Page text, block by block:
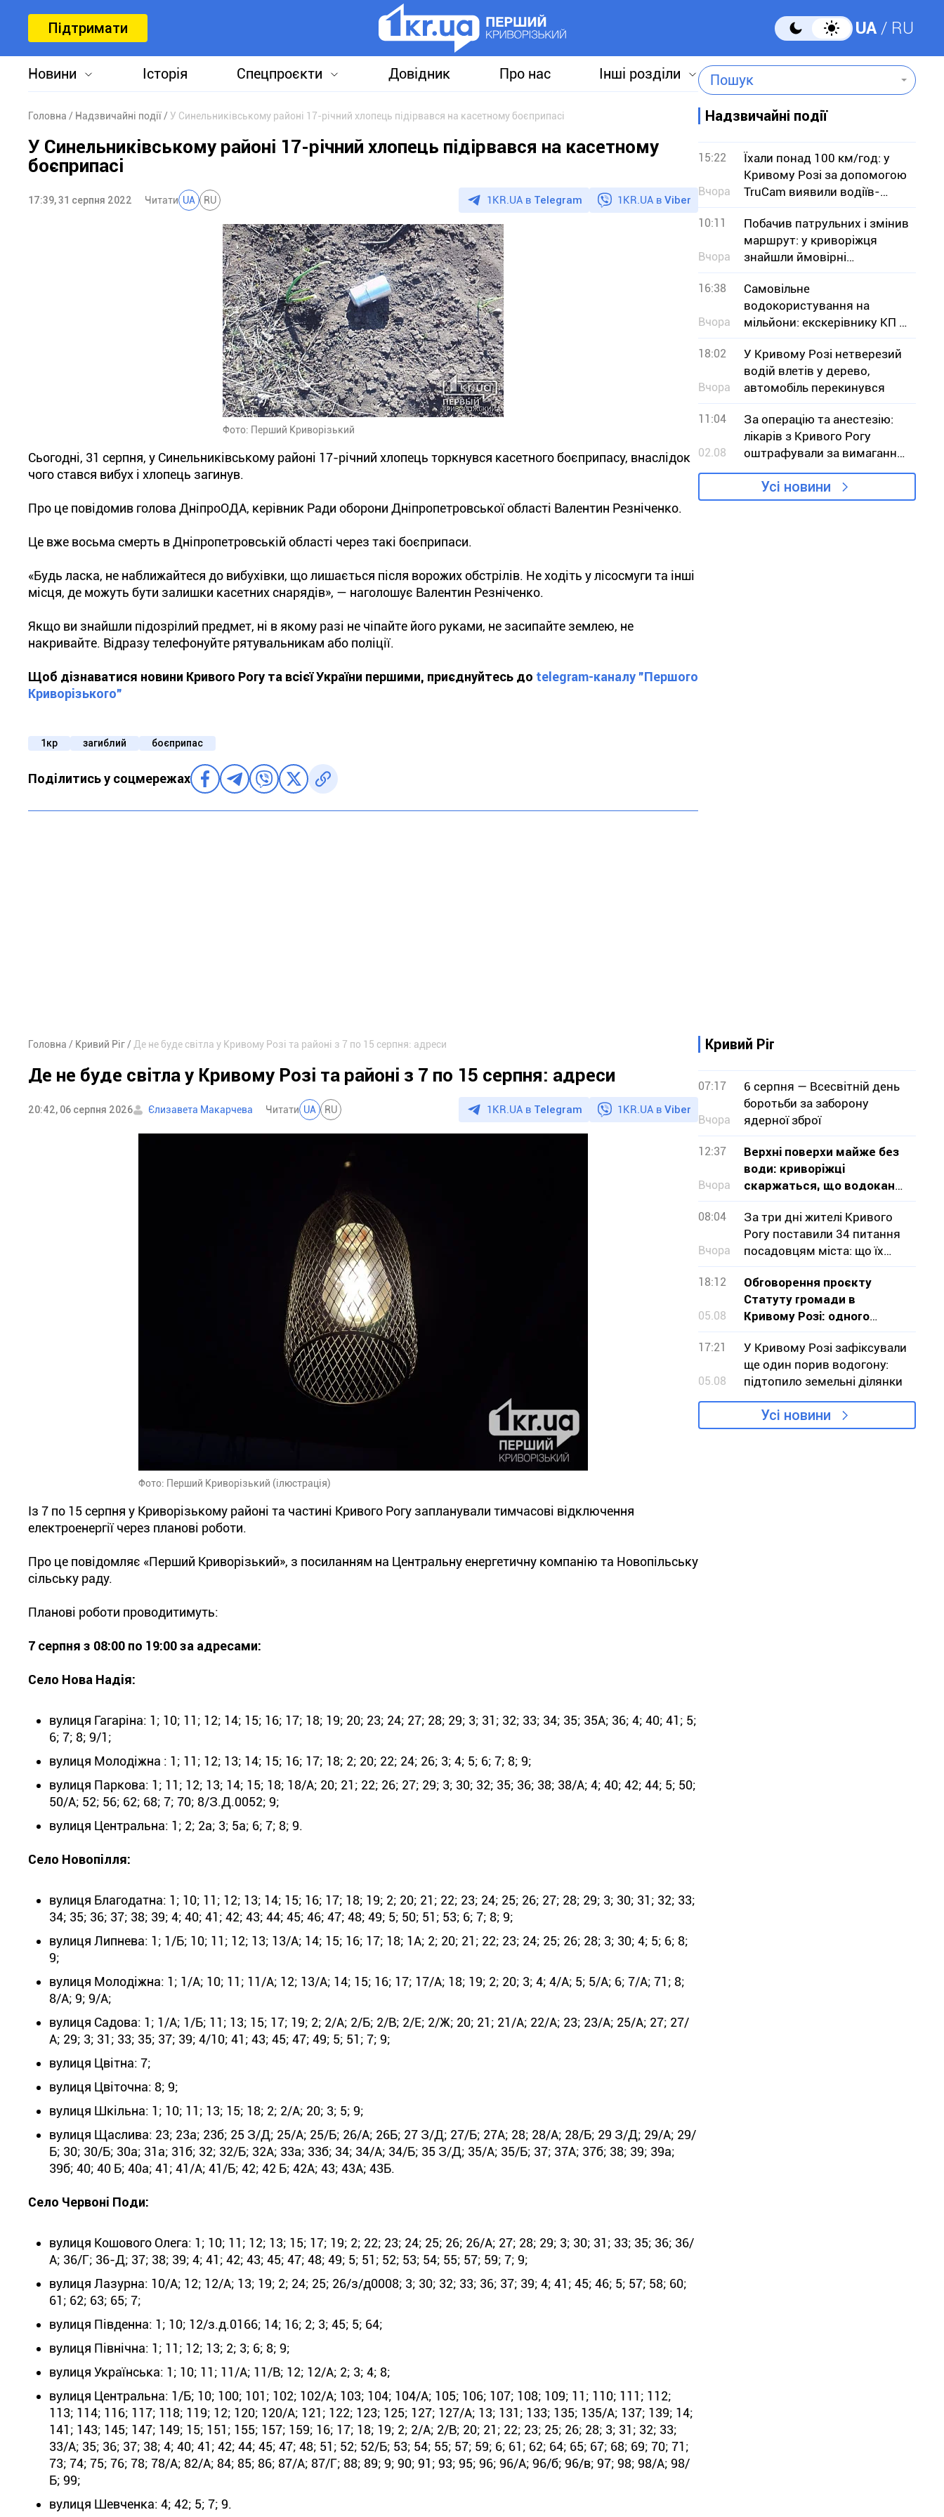
Підтримати UA RU
Новини Історія Спецпроєкти Довідник Про нас Інші розділи Пошук
Головна Надзвичайні події У Синельниківському районі 17-річний хлопець підірвався на касетному боєприпасі
У Синельниківському районі 17-річний хлопець підірвався на касетному
боєприпасі
17:39, 31 серпня 2022 Читати UA RU 1KR.UA в Telegram 1KR.UA в Viber
Фото: Перший Криворізький
Сьогодні, 31 серпня, у Синельниківському районі 17-річний хлопець торкнувся касетного боєприпасу, внаслідок
чого стався вибух і хлопець загинув.
Про це повідомив голова ДніпроОДА, керівник Ради оборони Дніпропетровської області Валентин Резніченко.
Це вже восьма смерть в Дніпропетровській області через такі боєприпаси.
«Будь ласка, не наближайтеся до вибухівки, що лишається після ворожих обстрілів. Не ходіть у лісосмуги та інші
місця, де можуть бути залишки касетних снарядів», — наголошує Валентин Резніченко.
Якщо ви знайшли підозрілий предмет, ні в якому разі не чіпайте його руками, не засипайте землею, не
накривайте. Відразу телефонуйте рятувальникам або поліції.
Щоб дізнаватися новини Кривого Рогу та всієї України першими, приєднуйтесь до telegram-каналу "Першого
Криворізького"
1кр загиблий боєприпас
Поділитись у соцмережах
Надзвичайні події
15:22
Вчора
Їхали понад 100 км/год: у
Кривому Розі за допомогою
TruCam виявили водіїв-
порушників
10:11
Вчора
Побачив патрульних і змінив
маршрут: у криворіжця
знайшли ймовірні
наркотики
16:38
Вчора
Самовільне
водокористування на
мільйони: екскерівнику КП з
Дніпропетровщини
оголосили підозру
18:02
Вчора
У Кривому Розі нетверезий
водій влетів у дерево,
автомобіль перекинувся
11:04
02.08
За операцію та анестезію:
лікарів з Кривого Рогу
оштрафували за вимагання
грошей у пацієнта
Усі новини
Головна Кривий Ріг Де не буде світла у Кривому Розі та районі з 7 по 15 серпня: адреси
Де не буде світла у Кривому Розі та районі з 7 по 15 серпня: адреси
20:42, 06 серпня 2026 Єлизавета Макарчева Читати UA RU 1KR.UA в Telegram 1KR.UA в Viber
Фото: Перший Криворізький (ілюстрація)
Із 7 по 15 серпня у Криворізькому районі та частині Кривого Рогу запланували тимчасові відключення
електроенергії через планові роботи.
Про це повідомляє «Перший Криворізький», з посиланням на Центральну енергетичну компанію та Новопільську
сільську раду.
Планові роботи проводитимуть:
7 серпня з 08:00 по 19:00 за адресами:
Село Нова Надія:
вулиця Гагаріна: 1; 10; 11; 12; 14; 15; 16; 17; 18; 19; 20; 23; 24; 27; 28; 29; 3; 31; 32; 33; 34; 35; 35А; 36; 4; 40; 41; 5;
6; 7; 8; 9/1;
вулиця Молодіжна : 1; 11; 12; 13; 14; 15; 16; 17; 18; 2; 20; 22; 24; 26; 3; 4; 5; 6; 7; 8; 9;
вулиця Паркова: 1; 11; 12; 13; 14; 15; 18; 18/А; 20; 21; 22; 26; 27; 29; 3; 30; 32; 35; 36; 38; 38/А; 4; 40; 42; 44; 5; 50;
50/А; 52; 56; 62; 68; 7; 70; 8/З.Д.0052; 9;
вулиця Центральна: 1; 2; 2а; 3; 5а; 6; 7; 8; 9.
Село Новопілля:
вулиця Благодатна: 1; 10; 11; 12; 13; 14; 15; 16; 17; 18; 19; 2; 20; 21; 22; 23; 24; 25; 26; 27; 28; 29; 3; 30; 31; 32; 33;
34; 35; 36; 37; 38; 39; 4; 40; 41; 42; 43; 44; 45; 46; 47; 48; 49; 5; 50; 51; 53; 6; 7; 8; 9;
вулиця Липнева: 1; 1/Б; 10; 11; 12; 13; 13/А; 14; 15; 16; 17; 18; 1А; 2; 20; 21; 22; 23; 24; 25; 26; 28; 3; 30; 4; 5; 6; 8;
9;
вулиця Молодіжна: 1; 1/А; 10; 11; 11/А; 12; 13/А; 14; 15; 16; 17; 17/А; 18; 19; 2; 20; 3; 4; 4/А; 5; 5/А; 6; 7/А; 71; 8;
8/А; 9; 9/А;
вулиця Садова: 1; 1/А; 1/Б; 11; 13; 15; 17; 19; 2; 2/А; 2/Б; 2/В; 2/Е; 2/Ж; 20; 21; 21/А; 22/А; 23; 23/А; 25/А; 27; 27/
А; 29; 3; 31; 33; 35; 37; 39; 4/10; 41; 43; 45; 47; 49; 5; 51; 7; 9;
вулиця Цвітна: 7;
вулиця Цвіточна: 8; 9;
вулиця Шкільна: 1; 10; 11; 13; 15; 18; 2; 2/А; 20; 3; 5; 9;
вулиця Щаслива: 23; 23а; 23б; 25 З/Д; 25/А; 25/Б; 26/А; 26Б; 27 З/Д; 27/Б; 27А; 28; 28/А; 28/Б; 29 З/Д; 29/А; 29/
Б; 30; 30/Б; 30а; 31а; 31б; 32; 32/Б; 32А; 33а; 33б; 34; 34/А; 34/Б; 35 З/Д; 35/А; 35/Б; 37; 37А; 37б; 38; 39; 39а;
39б; 40; 40 Б; 40а; 41; 41/А; 41/Б; 42; 42 Б; 42А; 43; 43А; 43Б.
Село Червоні Поди:
вулиця Кошового Олега: 1; 10; 11; 12; 13; 15; 17; 19; 2; 22; 23; 24; 25; 26; 26/А; 27; 28; 29; 3; 30; 31; 33; 35; 36; 36/
А; 36/Г; 36-Д; 37; 38; 39; 4; 41; 42; 43; 45; 47; 48; 49; 5; 51; 52; 53; 54; 55; 57; 59; 7; 9;
вулиця Лазурна: 10/А; 12; 12/А; 13; 19; 2; 24; 25; 26/з/д0008; 3; 30; 32; 33; 36; 37; 39; 4; 41; 45; 46; 5; 57; 58; 60;
61; 62; 63; 65; 7;
вулиця Південна: 1; 10; 12/з.д.0166; 14; 16; 2; 3; 45; 5; 64;
вулиця Північна: 1; 11; 12; 13; 2; 3; 6; 8; 9;
вулиця Українська: 1; 10; 11; 11/А; 11/В; 12; 12/А; 2; 3; 4; 8;
вулиця Центральна: 1/Б; 10; 100; 101; 102; 102/А; 103; 104; 104/А; 105; 106; 107; 108; 109; 11; 110; 111; 112;
113; 114; 116; 117; 118; 119; 12; 120; 120/А; 121; 122; 123; 125; 127; 127/А; 13; 131; 133; 135; 135/А; 137; 139; 14;
141; 143; 145; 147; 149; 15; 151; 155; 157; 159; 16; 17; 18; 19; 2; 2/А; 2/В; 20; 21; 22; 23; 25; 26; 28; 3; 31; 32; 33;
33/А; 35; 36; 37; 38; 4; 40; 41; 42; 44; 45; 47; 48; 51; 52; 52/Б; 53; 54; 55; 57; 59; 6; 61; 62; 64; 65; 67; 68; 69; 70; 71;
73; 74; 75; 76; 78; 78/А; 82/А; 84; 85; 86; 87/А; 87/Г; 88; 89; 9; 90; 91; 93; 95; 96; 96/А; 96/б; 96/в; 97; 98; 98/А; 98/
Б; 99;
вулиця Шевченка: 4; 42; 5; 7; 9.
Кривий Ріг
07:17
Вчора
6 серпня — Всесвітній день
боротьби за заборону
ядерної зброї
12:37
Вчора
Верхні поверхи майже без
води: криворіжці
скаржаться, що водоканал
не визнає проблему
08:04
Вчора
За три дні жителі Кривого
Рогу поставили 34 питання
посадовцям міста: що їх
турбувало
18:12
05.08
Обговорення проєкту
Статуту громади в
Кривому Розі: одного
обурення замало, треба
діяти
17:21
05.08
У Кривому Розі зафіксували
ще один порив водогону:
підтопило земельні ділянки
Усі новини